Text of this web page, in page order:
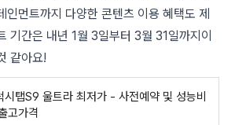
인먼트까지 다양한 콘텐츠 이용 혜택도 제
기간은 내년 1월 3일부터 3월 31일까지이
같아요!
시탭S9 울트라 최저가 - 사전예약 및 성능비
고가격